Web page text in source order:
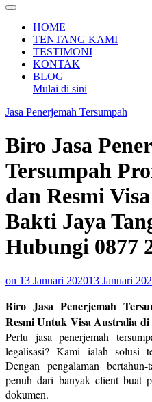
HOME
TENTANG KAMI
TESTIMONI
KONTAK
BLOG
Mulai di sini
Jasa Penerjemah Tersumpah
Biro Jasa
Tersumpah
dan Resmi
Bakti Jaya
Hubungi 0877
on 13 Januari 202013 Januari
Biro Jasa Penerjemah
Resmi Untuk Visa Australia
Perlu jasa penerjemah
legalisasi? Kami ialah solusi
Dengan pengalaman
penuh dari banyak client buat
dokumen.